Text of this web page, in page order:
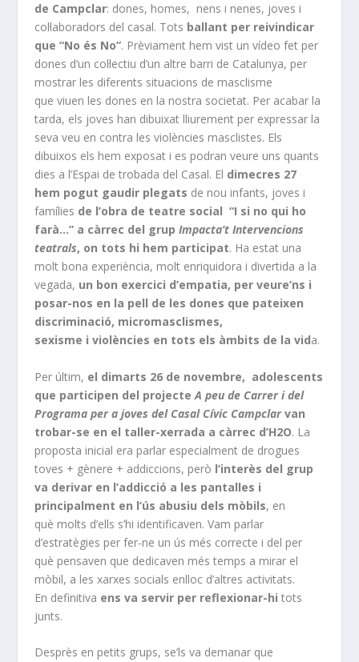
de Campclar: dones, homes, nens i nenes, joves i
col·laboradors del casal. Tots ballant per reivindicar
que “No és No”. Prèviament hem vist un vídeo fet per
dones d’un col·lectiu d’un altre barri de Catalunya, per
mostrar les diferents situacions de masclisme
que viuen les dones en la nostra societat. Per acabar la
tarda, els joves han dibuixat lliurement per expressar la
seva veu en contra les violències masclistes. Els
dibuixos els hem exposat i es podran veure uns quants
dies a l’Espai de trobada del Casal. El dimecres 27
hem pogut gaudir plegats de nou infants, joves i
famílies de l’obra de teatre social “I si no qui ho
farà…” a càrrec del grup Impacta’t Intervencions
teatrals, on tots hi hem participat. Ha estat una
molt bona experiència, molt enriquidora i divertida a la
vegada, un bon exercici d’empatia, per veure’ns i
posar-nos en la pell de les dones que pateixen
discriminació, micromasclismes,
sexisme i violències en tots els àmbits de la vida.
Per últim, el dimarts 26 de novembre, adolescents
que participen del projecteA peu de Carrer i del
Programa per a joves del Casal Cívic Campclarvan
trobar-se en el taller-xerrada a càrrec d’H2O. La
proposta inicial era parlar especialment de drogues
toves + gènere + addiccions, però l’interès del grup
va derivar en l’addicció a les pantalles i
principalment en l’ús abusiu dels mòbils, en
què molts d’ells s’hi identificaven. Vam parlar
d’estratègies per fer-ne un ús més correcte i del per
què pensaven que dedicaven més temps a mirar el
mòbil, a les xarxes socials enlloc d’altres activitats.
En definitiva ens va servir per reflexionar-hi tots
junts.
Desprès en petits grups, se’ls va demanar que